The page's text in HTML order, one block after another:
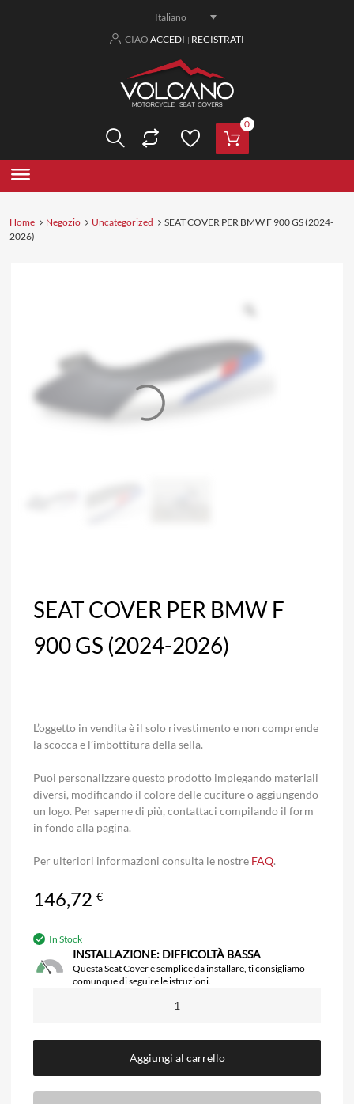
Italiano
CIAO ACCEDI | REGISTRATI
0
Home Negozio Uncategorized
SEAT COVER PER BMW F 900 GS (2024-
2026)
SEAT COVER PER BMW F
900 GS (2024-2026)
L’oggetto in vendita è il solo rivestimento e non comprende
la scocca e l’imbottitura della sella.
Puoi personalizzare questo prodotto impiegando materiali
diversi, modificando il colore delle cuciture o aggiungendo
un logo. Per saperne di più, contattaci compilando il form
in fondo alla pagina.
Per ulteriori informazioni consulta le nostre FAQ.
146,72 €
In Stock
INSTALLAZIONE: DIFFICOLTÀ BASSA
Questa Seat Cover è semplice da installare, ti consigliamo
comunque di seguire le istruzioni.
Aggiungi al carrello